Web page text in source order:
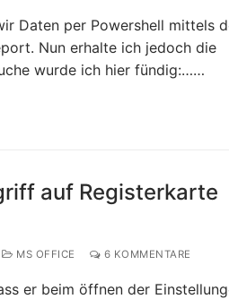
Daten per Powershell mittels
Nun erhalte ich jedoch die
wurde ich hier fündig:……
auf Registerkarte
MS OFFICE 6 KOMMENTARE
er beim öffnen der